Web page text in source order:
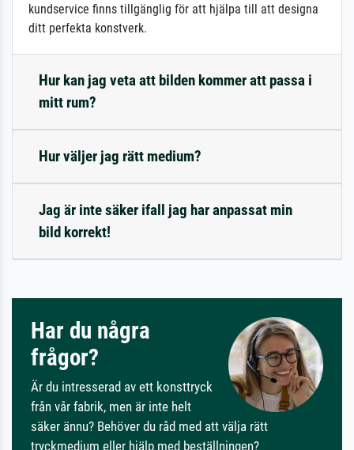
kundservice finns tillgänglig för att hjälpa till att designa
ditt perfekta konstverk.
Hur kan jag veta att bilden kommer att passa i
mitt rum?
Hur väljer jag rätt medium?
Jag är inte säker ifall jag har anpassat min
bild korrekt!
Har du några
frågor?
Är du intresserad av ett konsttryck
från vår fabrik, men är inte helt
säker ännu? Behöver du råd med att välja rätt
tryckmedium eller hjälp med beställningen?